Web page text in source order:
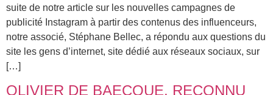
suite de notre article sur les nouvelles campagnes de
publicité Instagram à partir des contenus des influenceurs,
notre associé, Stéphane Bellec, a répondu aux questions du
site les gens d’internet, site dédié aux réseaux sociaux, sur
[…]
OLIVIER DE BAECQUE, RECONNU